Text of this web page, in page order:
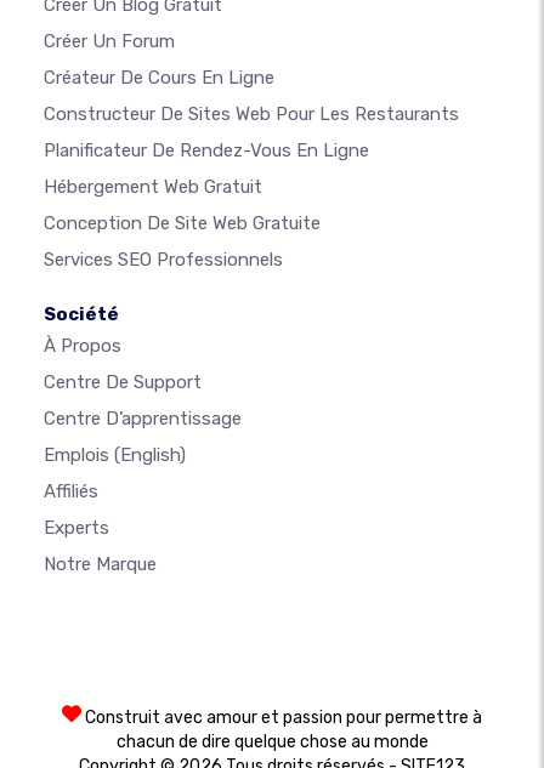
Créer Un Blog Gratuit
Créer Un Forum
Créateur De Cours En Ligne
Constructeur De Sites Web Pour Les Restaurants
Planificateur De Rendez-Vous En Ligne
Hébergement Web Gratuit
Conception De Site Web Gratuite
Services SEO Professionnels
Société
À Propos
Centre De Support
Centre D’apprentissage
Emplois (English)
Affiliés
Experts
Notre Marque
Construit avec amour et passion pour permettre à
chacun de dire quelque chose au monde